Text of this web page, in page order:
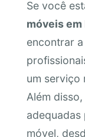
Se você
móveis em
encontrar
um serviço
Além
móvel,